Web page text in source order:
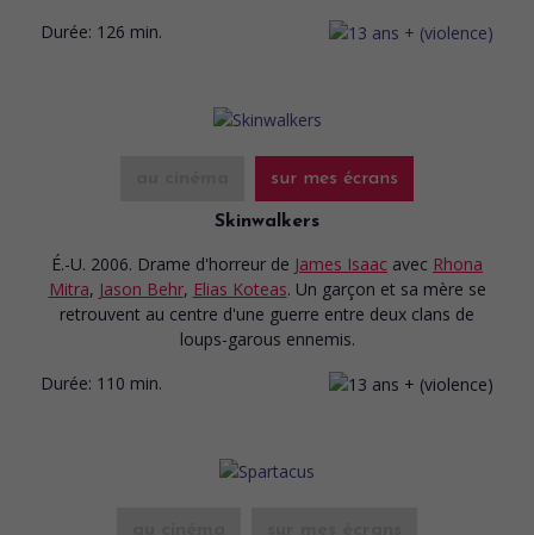
Durée: 126 min.
sur mes écrans
Skinwalkers
É.-U. 2006. Drame d'horreur de James Isaac avec Rhona
Mitra, Jason Behr, Elias Koteas. Un garçon et sa mère se
retrouvent au centre d'une guerre entre deux clans de
loups-garous ennemis.
Durée: 110 min.